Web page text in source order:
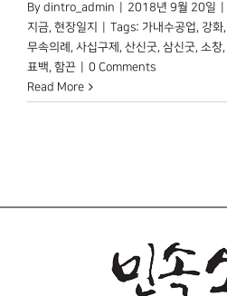
By dintro_admin 2018년 9월 20일
지금, 현장일지 Tags: 가내수공업, 강화,
무속의례 , 사십구제 , 산신굿, 삼신굿, 소창,
표백, 함끈
0 Comments
Read More